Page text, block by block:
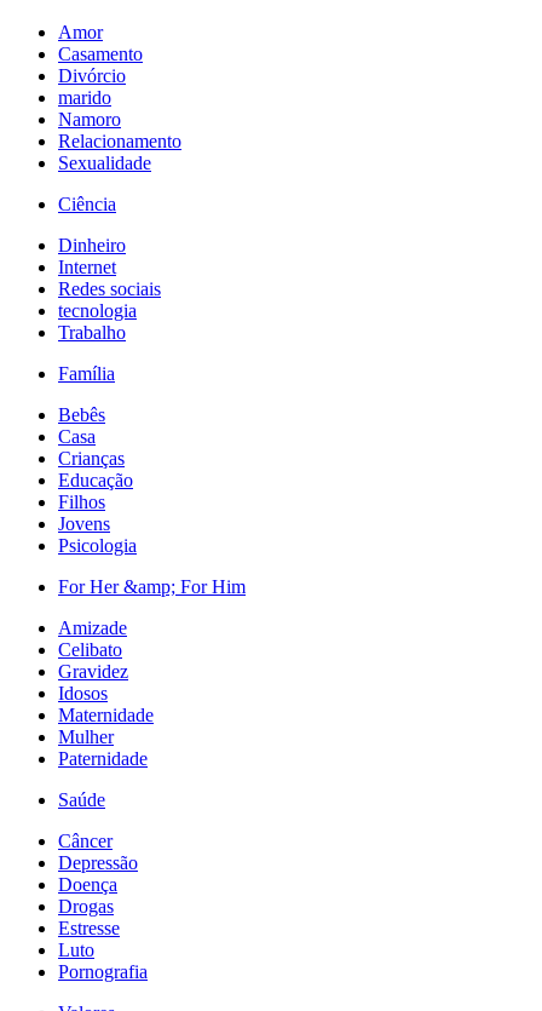
Amor
Casamento
Divórcio
marido
Namoro
Relacionamento
Sexualidade
Ciência
Dinheiro
Internet
Redes sociais
tecnologia
Trabalho
Família
Bebês
Casa
Crianças
Educação
Filhos
Jovens
Psicologia
For Her &amp; For Him
Amizade
Celibato
Gravidez
Idosos
Maternidade
Mulher
Paternidade
Saúde
Câncer
Depressão
Doença
Drogas
Estresse
Luto
Pornografia